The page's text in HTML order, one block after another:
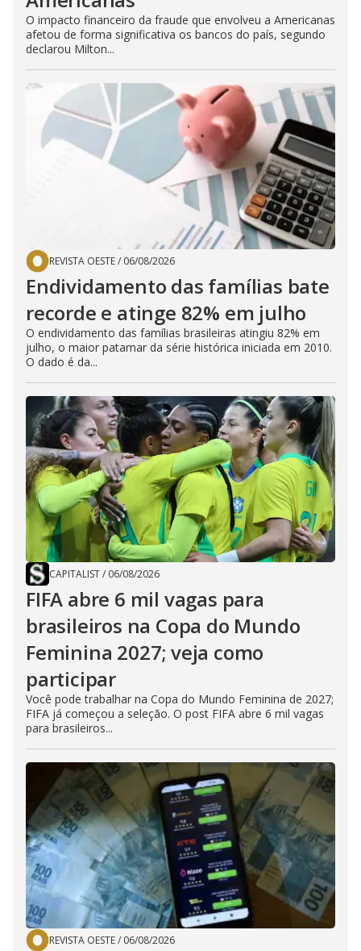
O impacto financeiro da fraude que envolveu a Americanas
afetou de forma significativa os bancos do país, segundo
declarou Milton...
REVISTA OESTE/ 06/08/2026
Endividamento das famílias bate
recorde e atinge 82% em julho
O endividamento das famílias brasileiras atingiu 82% em
julho, o maior patamar da série histórica iniciada em 2010.
O dado é da...
CAPITALIST/ 06/08/2026
FIFA abre 6 mil vagas para
brasileiros na Copa do Mundo
Feminina 2027; veja como
participar
Você pode trabalhar na Copa do Mundo Feminina de 2027;
FIFA já começou a seleção. O post FIFA abre 6 mil vagas
para brasileiros...
REVISTA OESTE/ 06/08/2026